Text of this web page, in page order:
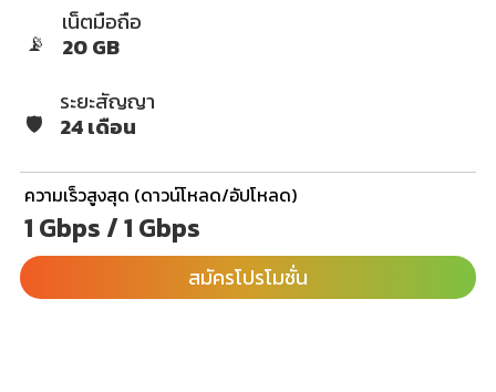
📡
เน็ตมือถือ
20 GB
🛡️
ระยะสัญญา
24 เดือน
ความเร็วสูงสุด (ดาวน์โหลด/อัปโหลด)
1 Gbps / 1 Gbps
สมัครโปรโมชั่น